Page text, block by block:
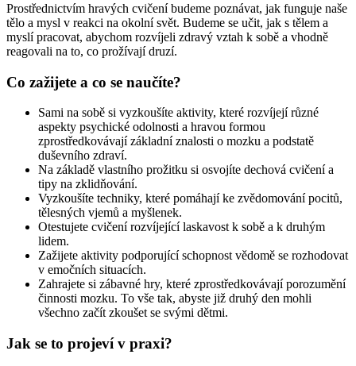
Prostřednictvím hravých cvičení budeme poznávat, jak funguje naše
tělo a mysl v reakci na okolní svět. Budeme se učit, jak s tělem a
myslí pracovat, abychom rozvíjeli zdravý vztah k sobě a vhodně
reagovali na to, co prožívají druzí.
Co zažijete a co se naučíte?
Sami na sobě si vyzkoušíte aktivity, které rozvíjejí různé
aspekty psychické odolnosti a hravou formou
zprostředkovávají základní znalosti o mozku a podstatě
duševního zdraví.
Na základě vlastního prožitku si osvojíte dechová cvičení a
tipy na zklidňování.
Vyzkoušíte techniky, které pomáhají ke zvědomování pocitů,
tělesných vjemů a myšlenek.
Otestujete cvičení rozvíjející laskavost k sobě a k druhým
lidem.
Zažijete aktivity podporující schopnost vědomě se rozhodovat
v emočních situacích.
Zahrajete si zábavné hry, které zprostředkovávají porozumění
činnosti mozku. To vše tak, abyste již druhý den mohli
všechno začít zkoušet se svými dětmi.
Jak se to projeví v praxi?